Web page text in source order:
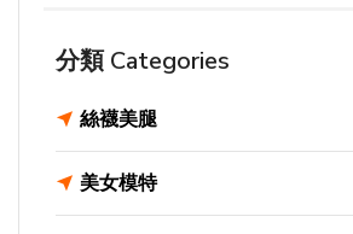
分類 Categories
絲襪美腿
美女模特